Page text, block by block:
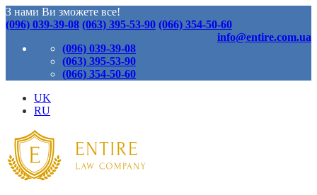
З нами Ви зможете все!
(096) 039-39-08 (063) 395-53-90 (066) 354-50-60
info@entire.com.ua
(096) 039-39-08
(063) 395-53-90
(066) 354-50-60
UK
RU